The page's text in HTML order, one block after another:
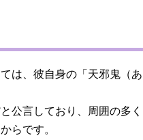
は、彼自身の「天邪鬼（あ
公言しており、周囲の多く
らです。